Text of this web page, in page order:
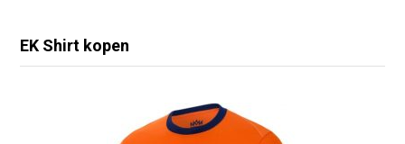
EK Shirt kopen